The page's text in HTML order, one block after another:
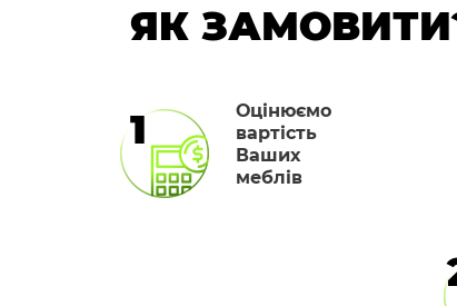
ЯК
1
Оцінюємо
вартість
Ваших
меблів